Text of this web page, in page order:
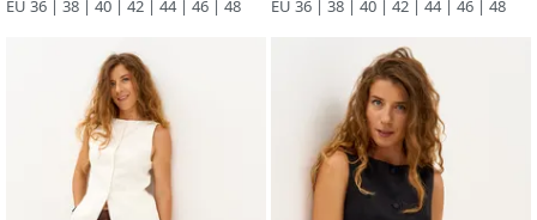
EU 36 | 38 | 40 | 42 | 44 | 46 | 48 EU 36 | 38 | 40 | 42 | 44 | 46 | 48